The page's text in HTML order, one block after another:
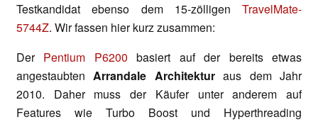
Testkandidat ebenso dem 15-zölligen TravelMate-
5744Z. Wir fassen hier kurz zusammen:
Der Pentium P6200 basiert auf der bereits etwas
angestaubtenArrandale Architekturaus dem Jahr
2010. Daher muss der Käufer unter anderem auf
Features wie Turbo Boost und Hyperthreading